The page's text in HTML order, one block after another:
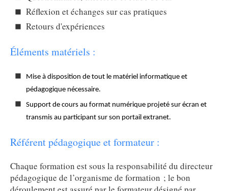
Réflexion et échanges sur cas pratiques
Retours d'expériences
Éléments matériels :
Mise à disposition de tout le matériel informatique et
pédagogique nécessaire.
Support de cours au format numérique projeté sur écran et
transmis au participant sur son portail extranet.
Référent pédagogique et formateur :
Chaque formation est sous la responsabilité du directeur
pédagogique de l’organisme de formation ; le bon